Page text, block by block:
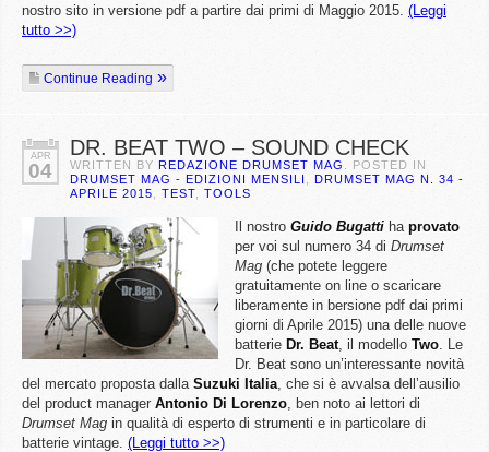
nostro sito in versione pdf a partire dai primi di Maggio 2015. (Leggi
tutto >>)
Continue Reading
APR
04
DR. BEAT TWO – SOUND CHECK
WRITTEN BY REDAZIONE DRUMSET MAG
. POSTED IN
DRUMSET MAG - EDIZIONI MENSILI
DRUMSET MAG N. 34 -
APRILE 2015
TEST TOOLS
Il nostro Guido Bugatti ha provato
per voi sul numero 34 di Drumset
Mag (che potete leggere
gratuitamente on line o scaricare
liberamente in bersione pdf dai primi
giorni di Aprile 2015) una delle nuove
batterie Dr. Beat, il modello Two. Le
Dr. Beat sono un’interessante novità
del mercato proposta dalla Suzuki Italia, che si è avvalsa dell’ausilio
del product manager Antonio Di Lorenzo, ben noto ai lettori di
Drumset Mag in qualità di esperto di strumenti e in particolare di
batterie vintage. (Leggi tutto >>)